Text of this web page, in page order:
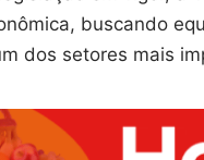
buscando
dos setores mais